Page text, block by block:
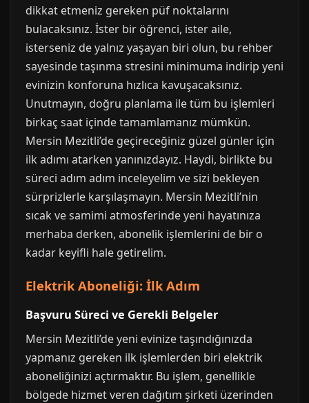
dikkat etmeniz gereken püf noktalarını
bulacaksınız. İster bir öğrenci, ister aile,
isterseniz de yalnız yaşayan biri olun, bu rehber
sayesinde taşınma stresini minimuma indirip yeni
evinizin konforuna hızlıca kavuşacaksınız.
Unutmayın, doğru planlama ile tüm bu işlemleri
birkaç saat içinde tamamlamanız mümkün.
Mersin Mezitli’de geçireceğiniz güzel günler için
ilk adımı atarken yanınızdayız. Haydi, birlikte bu
süreci adım adım inceleyelim ve sizi bekleyen
sürprizlerle karşılaşmayın. Mersin Mezitli’nin
sıcak ve samimi atmosferinde yeni hayatınıza
merhaba derken, abonelik işlemlerini de bir o
kadar keyifli hale getirelim.
Elektrik Aboneliği: İlk Adım
Başvuru Süreci ve Gerekli Belgeler
Mersin Mezitli’de yeni evinize taşındığınızda
yapmanız gereken ilk işlemlerden biri elektrik
aboneliğinizi açtırmaktır. Bu işlem, genellikle
bölgede hizmet veren dağıtım şirketi üzerinden